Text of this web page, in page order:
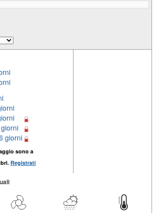
giorni
sono a
Registrati